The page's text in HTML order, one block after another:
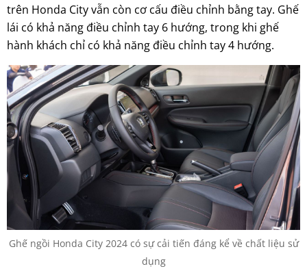
trên Honda City vẫn còn cơ cấu điều chỉnh bằng tay. Ghế
lái có khả năng điều chỉnh tay 6 hướng, trong khi ghế
hành khách chỉ có khả năng điều chỉnh tay 4 hướng.
Ghế ngồi Honda City 2024 có sự cải tiến đáng kể về chất liệu sử
dụng